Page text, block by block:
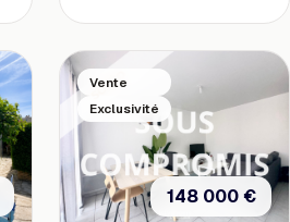
Vente
Exclusivité
148 000 €